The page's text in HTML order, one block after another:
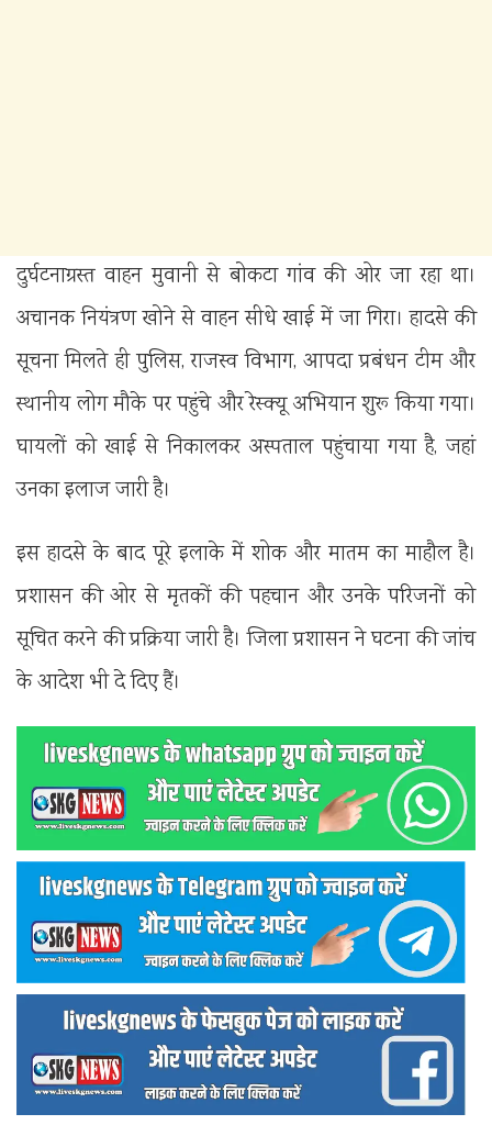
दुर्घटनाग्रस्त वाहन मुवानी से बोकटा गांव की ओर जा रहा था।
अचानक नियंत्रण खोने से वाहन सीधे खाई में जा गिरा। हादसे की
सूचना मिलते ही पुलिस, राजस्व विभाग, आपदा प्रबंधन टीम और
स्थानीय लोग मौके पर पहुंचे और रेस्क्यू अभियान शुरू किया गया।
घायलों को खाई से निकालकर अस्पताल पहुंचाया गया है, जहां
उनका इलाज जारी है।
इस हादसे के बाद पूरे इलाके में शोक और मातम का माहौल है।
प्रशासन की ओर से मृतकों की पहचान और उनके परिजनों को
सूचित करने की प्रक्रिया जारी है। जिला प्रशासन ने घटना की जांच
के आदेश भी दे दिए हैं।